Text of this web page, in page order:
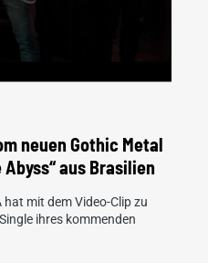
neuen Gothic Metal
aus Brasilien
hat mit dem Video-Clip zu
ihres kommenden